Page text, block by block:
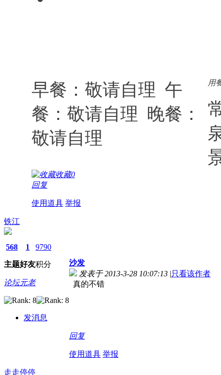
用
早餐：敬请自理 午
餐：敬请自理 晚餐：
敬请自理
收藏0
回复
使用道具 举报
铁江
568
主题
1
好友
9790
积分
论坛元老
发消息
沙发
发表于 2013-3-28 10:07:13 |只看该作者
真的不错
回复
使用道具 举报
走走停停